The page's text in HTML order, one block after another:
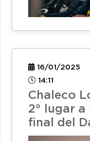
16/01/2025
14:11
Chaleco
2° lugar a
final del